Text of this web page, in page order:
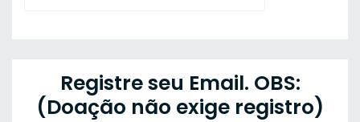
Registre seu Email. OBS:
(Doação não exige registro)